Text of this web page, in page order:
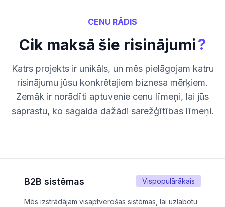
CENU RĀDIS
Cik maksā šie risinājumi?
Katrs projekts ir unikāls, un mēs pielāgojam katru
risinājumu jūsu konkrētajiem biznesa mērķiem.
Zemāk ir norādīti aptuvenie cenu līmeņi, lai jūs
saprastu, ko sagaida dažādi sarežģītības līmeņi.
Vispopulārākais
B2B sistēmas
Mēs izstrādājam visaptverošas sistēmas, lai uzlabotu